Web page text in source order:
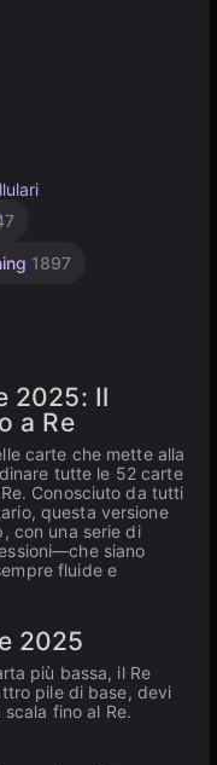
1897
2025: Il
a Re
carte che mette alla
tutte le 52 carte
Conosciuto da tutti
questa versione
con una serie di
siano
fluide e
2025
più bassa, il Re
pile di base, devi
fino al Re.